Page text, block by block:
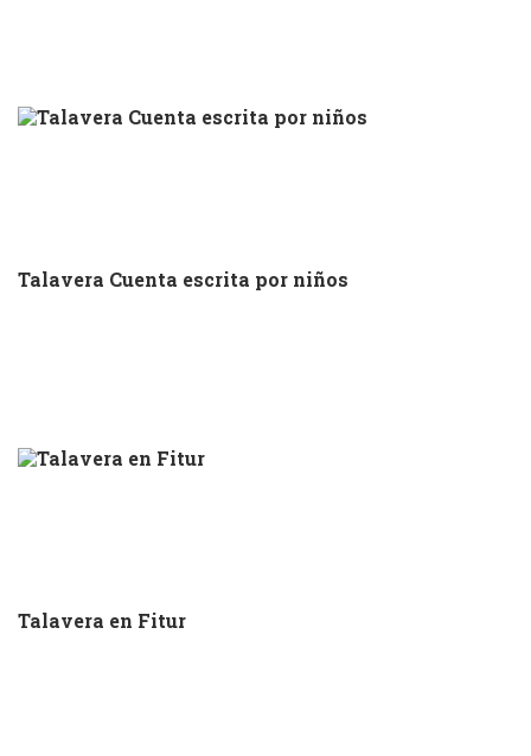
Talavera Cuenta escrita por niños
Talavera en Fitur